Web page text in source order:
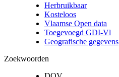
Herbruikbaar
Kosteloos
Vlaamse Open data
Toegevoegd GDI-Vl
Geografische gegevens
Zoekwoorden